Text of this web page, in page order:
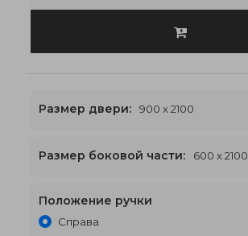
2100 x 2100€612
Размер двери: 900 x 2100
Размер боковой части: 600 x 2100
Положение ручки
Справа